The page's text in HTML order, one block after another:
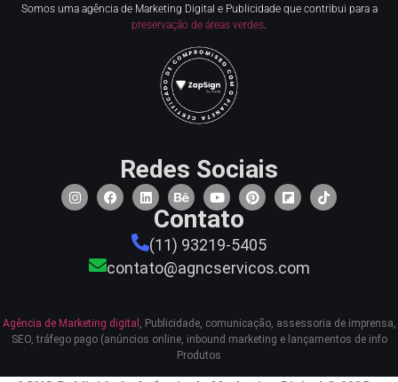
Somos uma agência de Marketing Digital e Publicidade que contribui para a
preservação de áreas verdes.
Redes Sociais
Contato
(11) 93219-5405
contato@agncservicos.com
Agência de Marketing digital , Publicidade, comunicação, assessoria de imprensa,
SEO, tráfego pago (anúncios online, inbound marketing e lançamentos de info
Produtos